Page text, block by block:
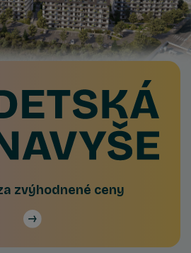
zvýhodnené ceny